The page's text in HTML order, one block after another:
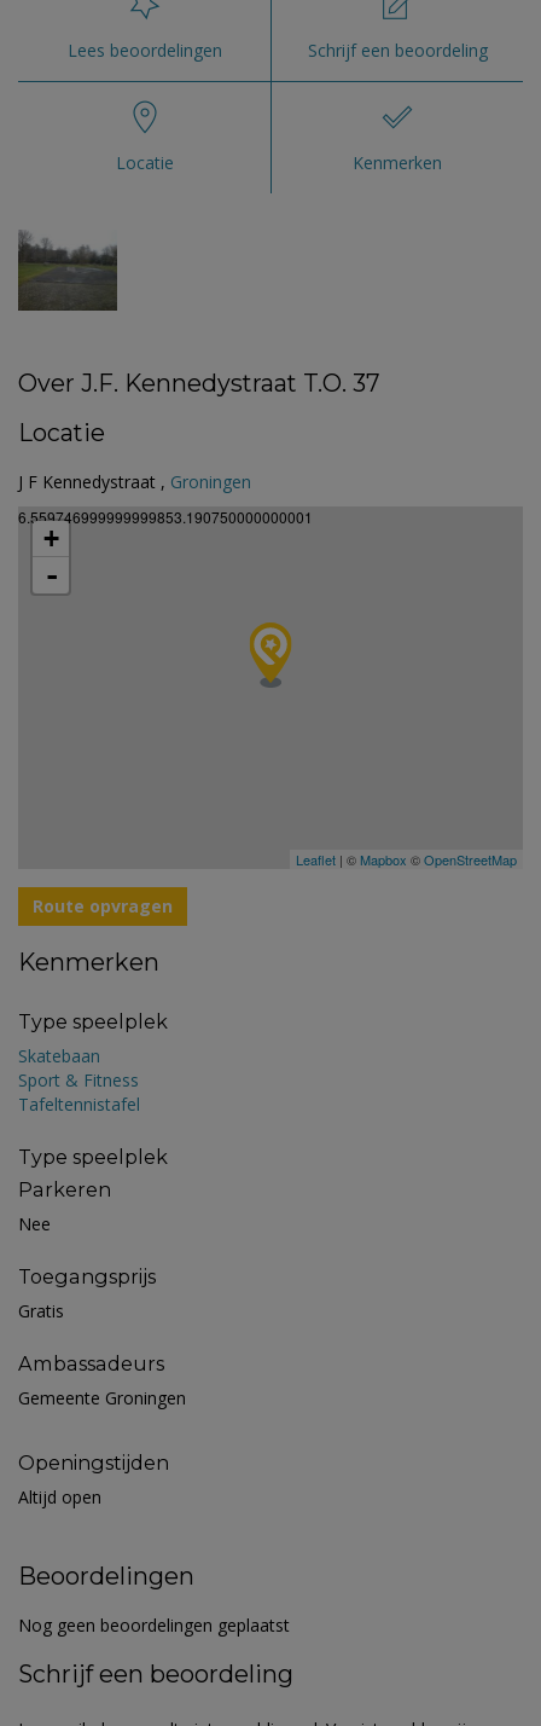
Lees beoordelingen Schrijf een beoordeling
Locatie Kenmerken
Over J.F. Kennedystraat T.O. 37
Locatie
J F Kennedystraat , Groningen
6.559746999999999853.190750000000001
+
-
Leaflet | © Mapbox ©OpenStreetMap
Route opvragen
Kenmerken
Type speelplek
Skatebaan
Sport & Fitness
Tafeltennistafel
Type speelplek
Parkeren
Nee
Toegangsprijs
Gratis
Ambassadeurs
Gemeente Groningen
Openingstijden
Altijd open
Beoordelingen
Nog geen beoordelingen geplaatst
Schrijf een beoordeling